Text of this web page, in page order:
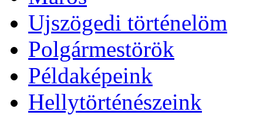
Ujszögedi történelöm
Polgármestörök
Példaképeink
Hellytörténészeink